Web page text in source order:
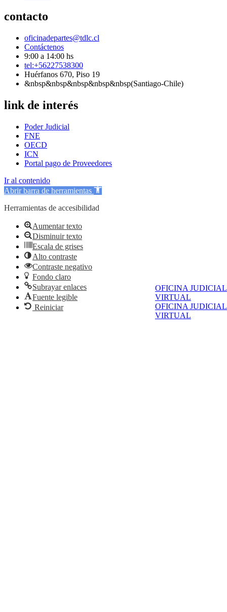
OFICINA JUDICIAL
VIRTUAL
OFICINA JUDICIAL
VIRTUAL
contacto
oficinadepartes@tdlc.cl
Contáctenos
9:00 a 14:00 hs
tel:+56227538300
Huérfanos 670, Piso 19
&nbsp&nbsp&nbsp&nbsp&nbsp(Santiago-Chile)
link de interés
Poder Judicial
FNE
OECD
ICN
Portal pago de Proveedores
Ir al contenido
Abrir barra de herramientas
Herramientas de accesibilidad
Aumentar texto
Disminuir texto
Escala de grises
Alto contraste
Contraste negativo
Fondo claro
Subrayar enlaces
Fuente legible
Reiniciar